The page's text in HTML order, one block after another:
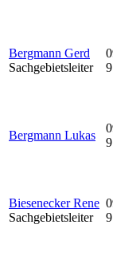
Bergmann Gerd
Sachgebietsleiter
Bergmann Lukas
Biesenecker Rene
Sachgebietsleiter